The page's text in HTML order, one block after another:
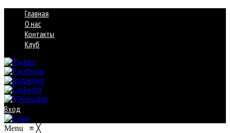
Главная
О нас
Контакты
Клуб
Вход
Menu ≡ ╳